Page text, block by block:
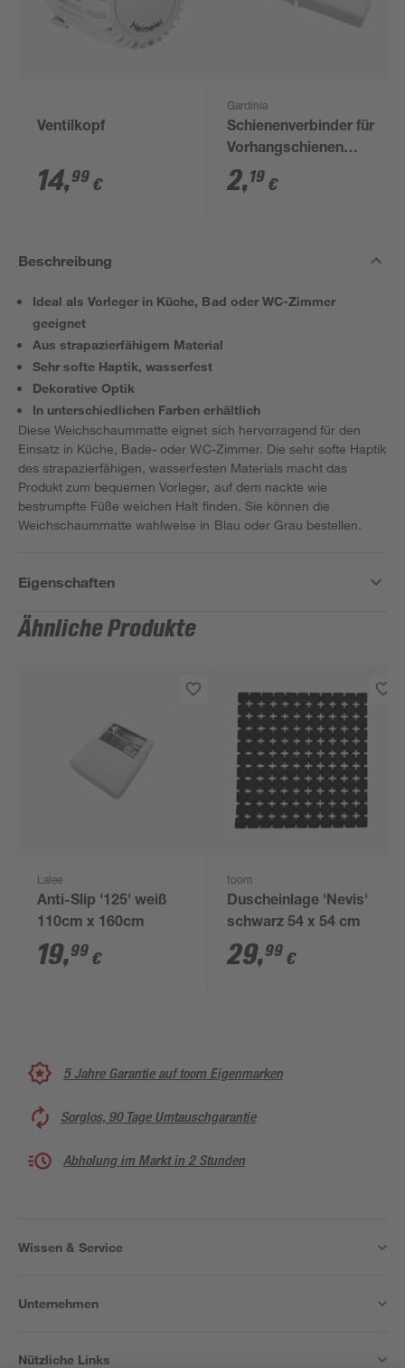
Ventilkopf
14,99 €
Gardinia
Schienenverbinder für
Vorhangschienen
weiß
2,19 €
Beschreibung
Ideal als Vorleger in Küche, Bad oder WC-Zimmer
geeignet
Aus strapazierfähigem Material
Sehr softe Haptik, wasserfest
Dekorative Optik
In unterschiedlichen Farben erhältlich
Diese Weichschaummatte eignet sich hervorragend für den
Einsatz in Küche, Bade- oder WC-Zimmer. Die sehr softe Haptik
des strapazierfähigen, wasserfesten Materials macht das
Produkt zum bequemen Vorleger, auf dem nackte wie
bestrumpfte Füße weichen Halt finden. Sie können die
Weichschaummatte wahlweise in Blau oder Grau bestellen.
Eigenschaften
Ähnliche Produkte
Lalee
Anti-Slip '125' weiß
110cm x 160cm
19,99 €
toom
Duscheinlage 'Nevis'
schwarz 54 x 54 cm
29,99 €
5 Jahre Garantie auf toom Eigenmarken
Sorglos, 90 Tage Umtauschgarantie
Abholung im Markt in 2 Stunden
Wissen & Service
Unternehmen
Nützliche Links